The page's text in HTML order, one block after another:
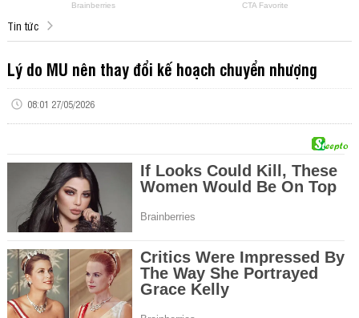
Tin tức
Lý do MU nên thay đổi kế hoạch chuyển nhượng
08:01 27/05/2026